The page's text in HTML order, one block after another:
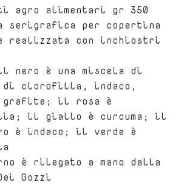
agro alimentari gr 350
serigrafica per copertina
realizzata con inchiostri
nero è una miscela di
di clorofilla, indaco,
grafite; il rosa è
il giallo è curcuma; il
è indaco; il verde è
è rilegato a mano dalla
Gozzi